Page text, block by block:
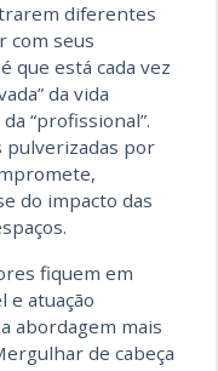
diferentes
com seus
que está cada vez
da vida
“profissional”.
pulverizadas por
do impacto das
fiquem em
e atuação
abordagem mais
de cabeça